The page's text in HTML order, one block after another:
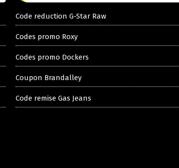
Code reduction G-Star Raw
Codes promo Roxy
Codes promo Dockers
Coupon Brandalley
Code remise Gas Jeans